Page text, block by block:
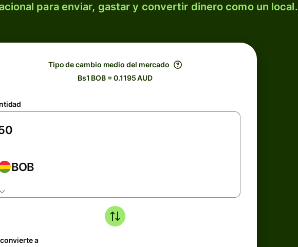
para enviar, gastar y convertir dinero como un local.
Tipo de cambio medio del mercado
Bs1 BOB = 0.1195 AUD
BOB
a